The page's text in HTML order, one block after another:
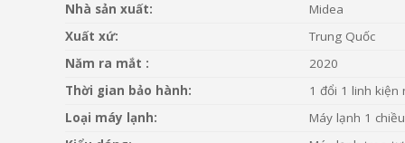
Nhà sản xuất:
Midea
Xuất xứ:
Trung Quốc
Năm ra mắt :
2020
Thời gian bảo hành:
1 đổi 1 linh kiện
Loại máy lạnh:
Máy lạnh 1